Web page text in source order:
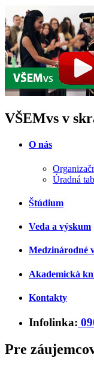
VŠEMvs v
O nás
Úradná
Štúdium
Veda a výskum
Medzinárodné
Akademická
Kontakty
Infolinka:
Pre